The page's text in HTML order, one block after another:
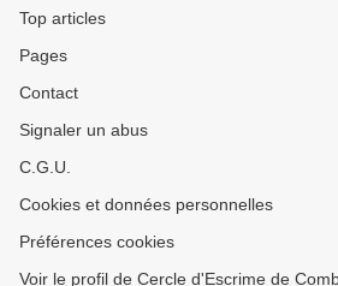
Top articles
Pages
Contact
Signaler un abus
C.G.U.
Cookies et données personnelles
Préférences cookies
Voir le profil de Cercle d'Escrime de